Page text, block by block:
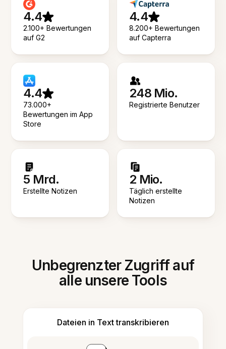
4.4
2.100+ Bewertungen
auf G2
4.4
8.200+ Bewertungen
auf Capterra
4.4
73.000+
Bewertungen im App
Store
248 Mio.
Registrierte Benutzer
5 Mrd.
Erstellte Notizen
2 Mio.
Täglich erstellte
Notizen
Unbegrenzter Zugriff auf
alle unsere Tools
Dateien in Text transkribieren